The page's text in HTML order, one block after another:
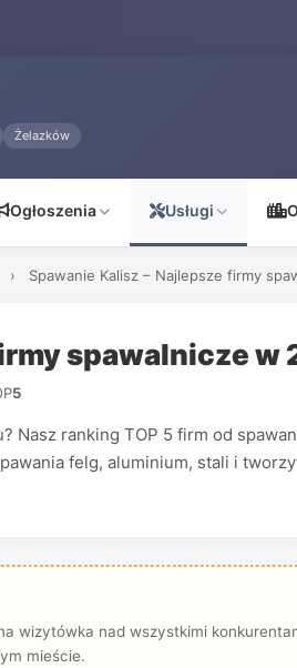
Żelazków
Ogłoszenia Usługi
› Spawanie Kalisz – Najlepsze firmy
spawalnicze w
5
Nasz ranking TOP 5 firm od
felg, aluminium, stali i
wizytówka nad wszystkimi
mieście.